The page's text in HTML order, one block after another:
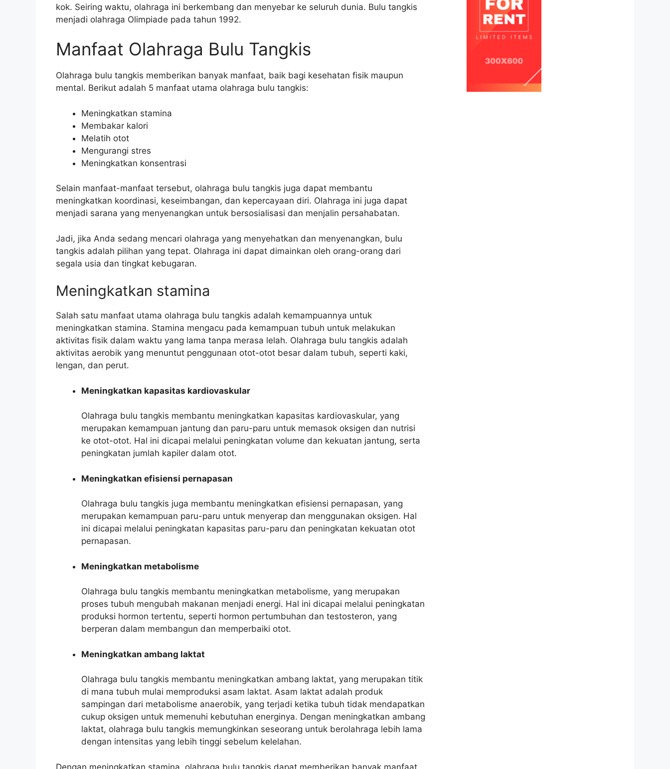
kok. Seiring waktu, olahraga ini berkembang dan menyebar ke seluruh dunia. Bulu tangkis
menjadi olahraga Olimpiade pada tahun 1992.
Manfaat Olahraga Bulu Tangkis
Olahraga bulu tangkis memberikan banyak manfaat, baik bagi kesehatan fisik maupun
mental. Berikut adalah 5 manfaat utama olahraga bulu tangkis:
Meningkatkan stamina
Membakar kalori
Melatih otot
Mengurangi stres
Meningkatkan konsentrasi
Selain manfaat-manfaat tersebut, olahraga bulu tangkis juga dapat membantu
meningkatkan koordinasi, keseimbangan, dan kepercayaan diri. Olahraga ini juga dapat
menjadi sarana yang menyenangkan untuk bersosialisasi dan menjalin persahabatan.
Jadi, jika Anda sedang mencari olahraga yang menyehatkan dan menyenangkan, bulu
tangkis adalah pilihan yang tepat. Olahraga ini dapat dimainkan oleh orang-orang dari
segala usia dan tingkat kebugaran.
Meningkatkan stamina
Salah satu manfaat utama olahraga bulu tangkis adalah kemampuannya untuk
meningkatkan stamina. Stamina mengacu pada kemampuan tubuh untuk melakukan
aktivitas fisik dalam waktu yang lama tanpa merasa lelah. Olahraga bulu tangkis adalah
aktivitas aerobik yang menuntut penggunaan otot-otot besar dalam tubuh, seperti kaki,
lengan, dan perut.
Meningkatkan kapasitas kardiovaskular
Olahraga bulu tangkis membantu meningkatkan kapasitas kardiovaskular, yang
merupakan kemampuan jantung dan paru-paru untuk memasok oksigen dan nutrisi
ke otot-otot. Hal ini dicapai melalui peningkatan volume dan kekuatan jantung, serta
peningkatan jumlah kapiler dalam otot.
Meningkatkan efisiensi pernapasan
Olahraga bulu tangkis juga membantu meningkatkan efisiensi pernapasan, yang
merupakan kemampuan paru-paru untuk menyerap dan menggunakan oksigen. Hal
ini dicapai melalui peningkatan kapasitas paru-paru dan peningkatan kekuatan otot
pernapasan.
Meningkatkan metabolisme
Olahraga bulu tangkis membantu meningkatkan metabolisme, yang merupakan
proses tubuh mengubah makanan menjadi energi. Hal ini dicapai melalui peningkatan
produksi hormon tertentu, seperti hormon pertumbuhan dan testosteron, yang
berperan dalam membangun dan memperbaiki otot.
Meningkatkan ambang laktat
Olahraga bulu tangkis membantu meningkatkan ambang laktat, yang merupakan titik
di mana tubuh mulai memproduksi asam laktat. Asam laktat adalah produk
sampingan dari metabolisme anaerobik, yang terjadi ketika tubuh tidak mendapatkan
cukup oksigen untuk memenuhi kebutuhan energinya. Dengan meningkatkan ambang
laktat, olahraga bulu tangkis memungkinkan seseorang untuk berolahraga lebih lama
dengan intensitas yang lebih tinggi sebelum kelelahan.
Dengan meningkatkan stamina, olahraga bulu tangkis dapat memberikan banyak manfaat,